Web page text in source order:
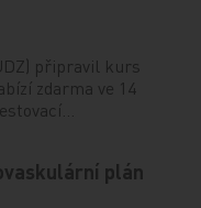
připravil kurs
zdarma ve 14
plán